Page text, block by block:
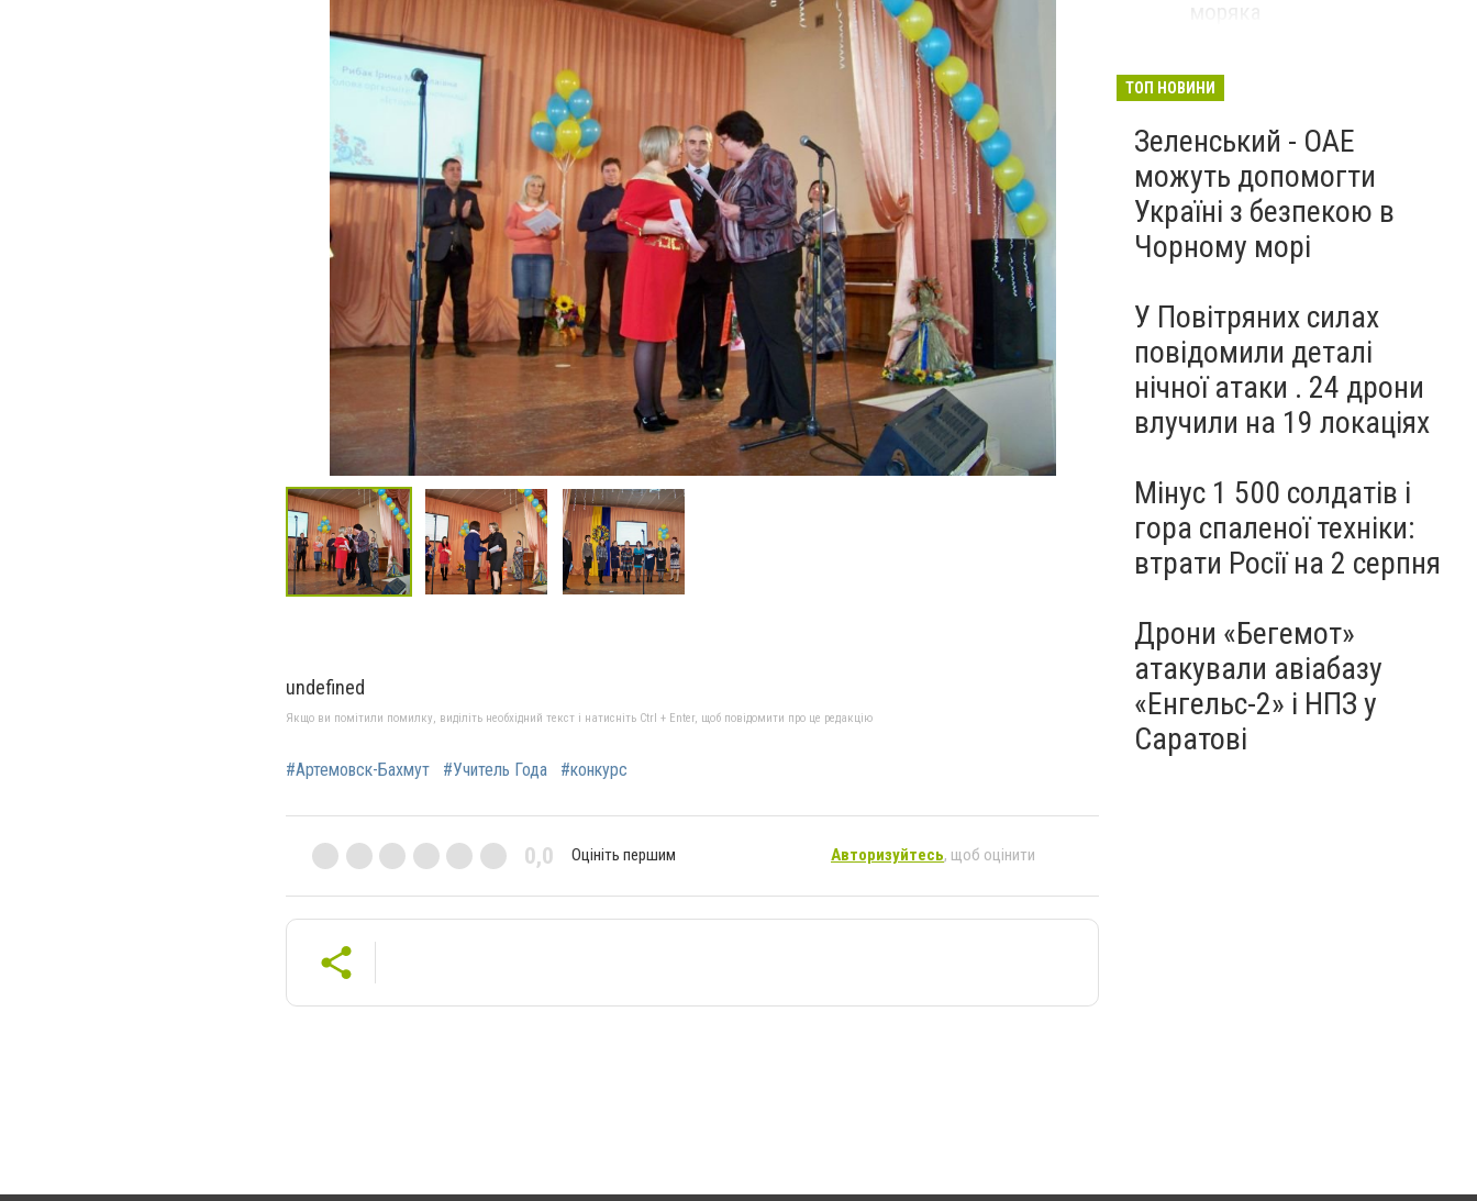
undefined
Якщо ви помітили помилку, виділіть необхідний текст і натисніть Ctrl + Enter, щоб повідомити про це редакцію
#Артемовск-Бахмут #Учитель Года #конкурс
0,0 Оцініть першим Авторизуйтесь, щоб оцінити
ТОП НОВИНИ
Зеленський - ОАЕ
можуть допомогти
Україні з безпекою в
Чорному морі
У Повітряних силах
повідомили деталі
нічної атаки . 24 дрони
влучили на 19 локаціях
Мінус 1 500 солдатів і
гора спаленої техніки:
втрати Росії на 2 серпня
Дрони «Бегемот»
атакували авіабазу
«Енгельс-2» і НПЗ у
Саратові